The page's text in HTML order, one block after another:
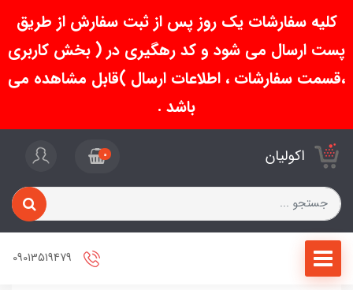
کلیه سفارشات یک روز پس از ثبت سفارش از طریق
پست ارسال می شود و کد رهگیری در ( بخش کاربری
،قسمت سفارشات ، اطلاعات ارسال )قابل مشاهده می
باشد .
اکولیان 0